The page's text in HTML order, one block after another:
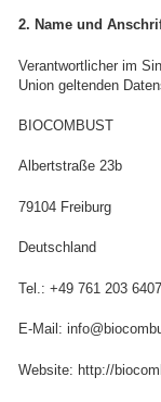
2. Name und
Verantwortlicher im
Union geltenden
BIOCOMBUST
Albertstraße 23b
79104 Freiburg
Deutschland
Tel.: +49 761 203 6407
E-Mail:
Website: http://